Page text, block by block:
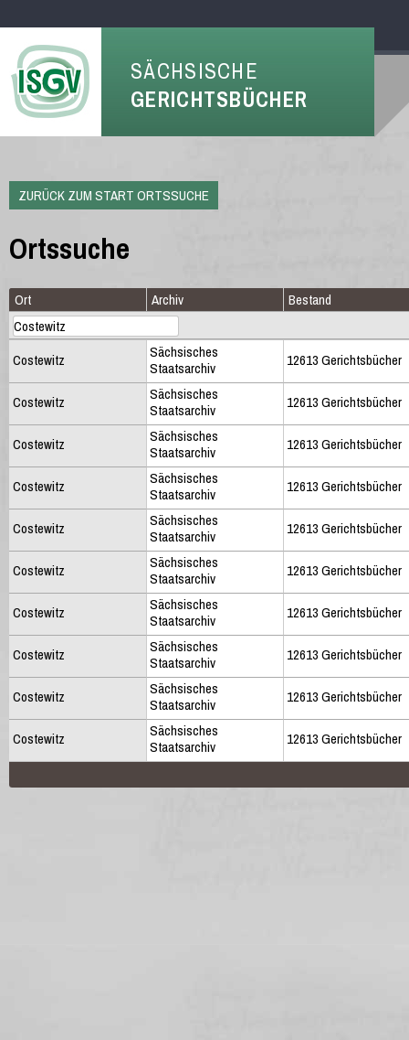
SÄCHSISCHE
GERICHTSBÜCHER
ZURÜCK ZUM START ORTSSUCHE
Ortssuche
Ort Archiv Bestand
Costewitz
Sächsisches
Staatsarchiv
12613 Gerichtsbücher
Costewitz
Sächsisches
Staatsarchiv
12613 Gerichtsbücher
Costewitz
Sächsisches
Staatsarchiv
12613 Gerichtsbücher
Costewitz
Sächsisches
Staatsarchiv
12613 Gerichtsbücher
Costewitz
Sächsisches
Staatsarchiv
12613 Gerichtsbücher
Costewitz
Sächsisches
Staatsarchiv
12613 Gerichtsbücher
Costewitz
Sächsisches
Staatsarchiv
12613 Gerichtsbücher
Costewitz
Sächsisches
Staatsarchiv
12613 Gerichtsbücher
Costewitz
Sächsisches
Staatsarchiv
12613 Gerichtsbücher
Costewitz
Sächsisches
Staatsarchiv
12613 Gerichtsbücher